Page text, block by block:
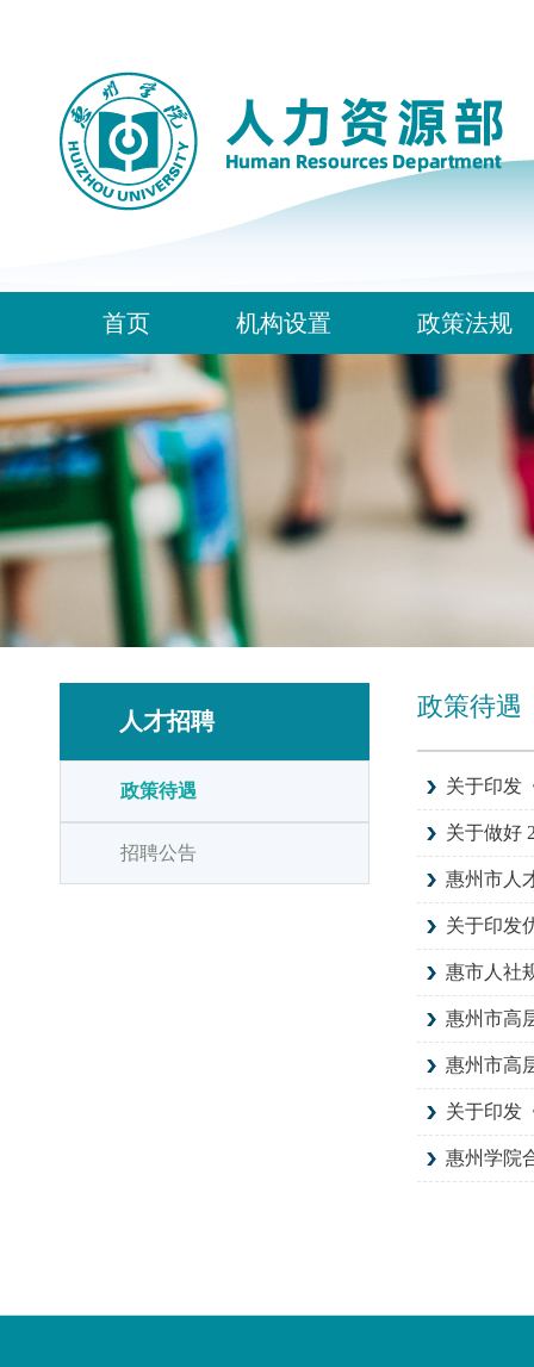
首页 机构设置 政策法规
人才招聘
政策待遇
招聘公告
政策待遇
关于印发
关于做好
惠州市人
关于印发
惠市人社
惠州市高
惠州市高
关于印发
惠州学院